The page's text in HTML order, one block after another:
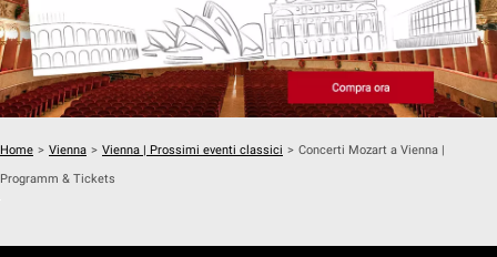
Home > Vienna > Vienna | Prossimi eventi classici > Concerti Mozart a Vienna |
Programm & Tickets